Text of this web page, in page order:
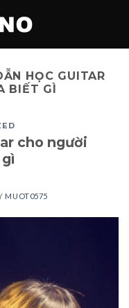
HỌC GUITAR
BIẾT GÌ
cho người
MUOT0575